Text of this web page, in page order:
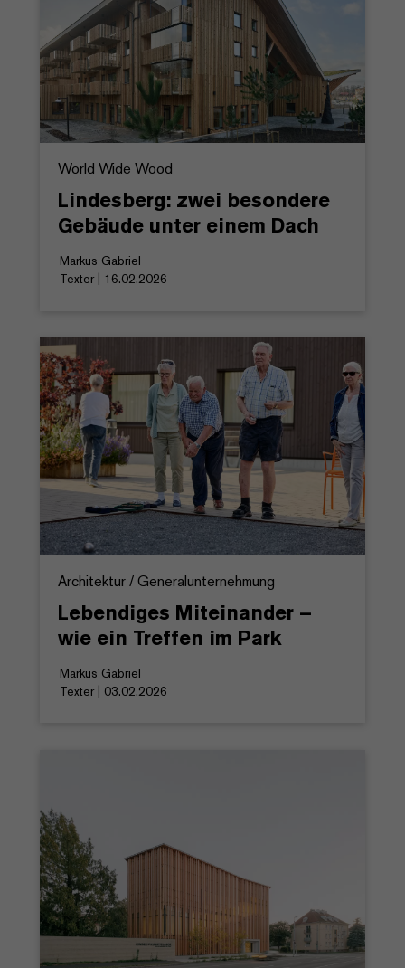
World Wide Wood
Lindesberg: zwei besondere
Gebäude unter einem Dach
Markus Gabriel
Texter | 16.02.2026
Architektur / Generalunternehmung
Lebendiges Miteinander –
wie ein Treffen im Park
Markus Gabriel
Texter | 03.02.2026